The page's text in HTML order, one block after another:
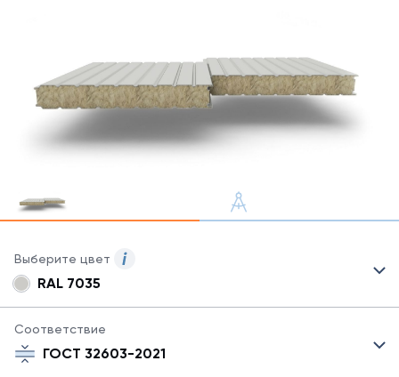
Выберите цвет
сэндвич-
быть
RAL 7035
Соответствие
ГОСТ 32603-2021